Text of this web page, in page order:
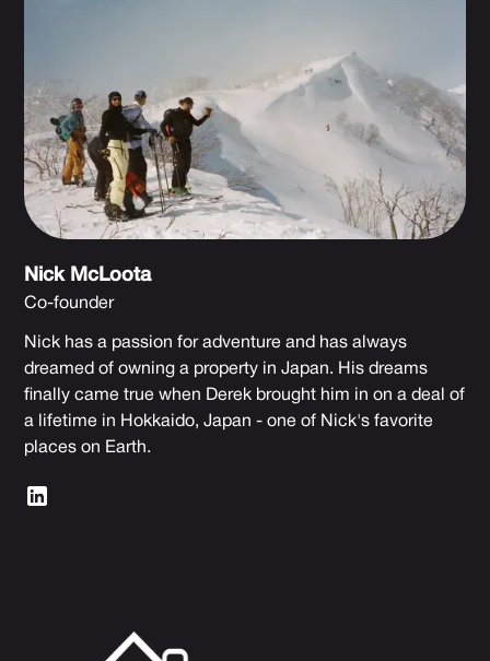
Nick McLoota
Co-founder
Nick has a passion for adventure and has always
dreamed of owning a property in Japan. His dreams
finally came true when Derek brought him in on a deal of
a lifetime in Hokkaido, Japan - one of Nick's favorite
places on Earth.